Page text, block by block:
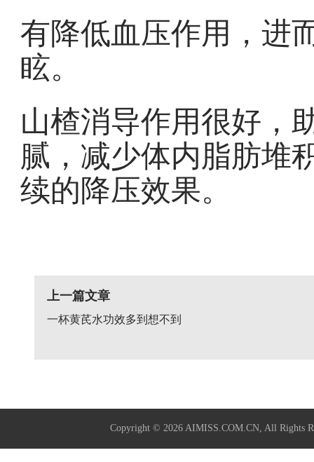
有降低血压作用，进
眩。
山楂消导作用很好，
腻，减少体内脂肪堆
续的降压效果。
上一篇文章
一杯黄芪水功效多到想不到
Copyright © 2026 AIMISS.COM.CN, All Rights